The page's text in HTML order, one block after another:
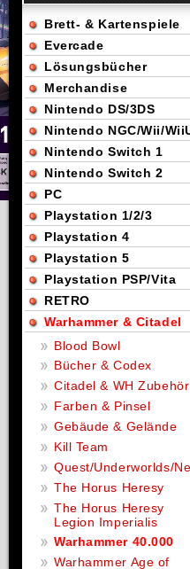
Brett- & Kartenspiele
Evercade
Lösungsbücher
Merchandise
Nintendo DS/3DS
Nintendo NGC/Wii/
Nintendo Switch 1
Nintendo Switch 2
PC
Playstation 1/2/3
Playstation 4
Playstation 5
Playstation PSP/Vita
RETRO
Warhammer & Citadel
Blood Bowl
Bücher & Codex
Citadel & WH Zubehör
Farben & Pinsel
Gebäude & Gelände
Kill Team
Quest/Underworlds/
The Horus Heresy
The Horus Heresy
Legion Imperialis
Warhammer 40.000
Warhammer Age of